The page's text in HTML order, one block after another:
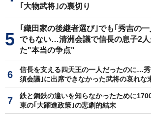
｢大物武将｣の裏切り
｢織田家の後継者選び｣でも｢秀吉の
でもない…清洲会議で信長の息子2人
た"本当の争点"
信長を支える四天王の一人だったのに…
須会議｣に出席できなかった武将の哀れな
鉄と鋼鉄の違いを知らなかったために
東の｢大躍進政策｣の悲劇的結末